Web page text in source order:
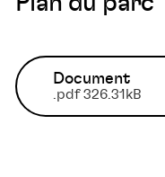
Document
.pdf 326.31kB